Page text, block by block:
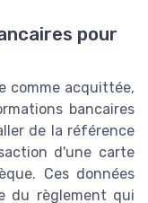
pour
comme acquittée,
bancaires
de la référence
d'une carte
Ces données
du règlement qui